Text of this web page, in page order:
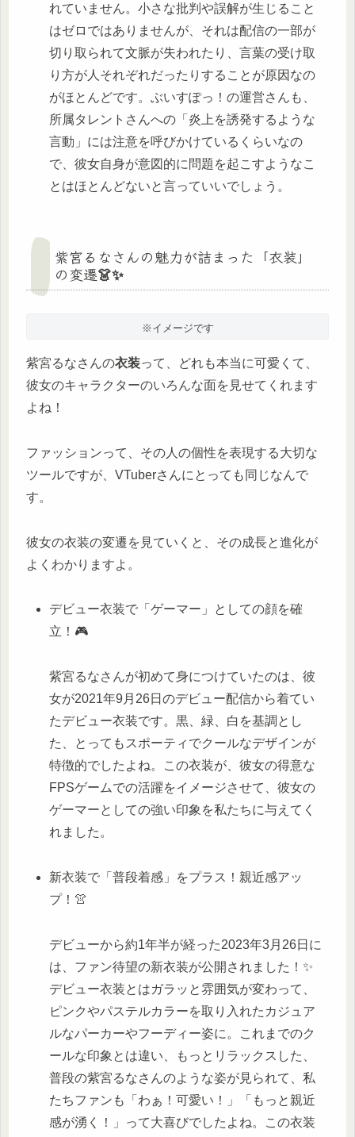
れていません。小さな批判や誤解が生じること
はゼロではありませんが、それは配信の一部が
切り取られて文脈が失われたり、言葉の受け取
り方が人それぞれだったりすることが原因なの
がほとんどです。ぶいすぽっ！の運営さんも、
所属タレントさんへの「炎上を誘発するような
言動」には注意を呼びかけているくらいなの
で、彼女自身が意図的に問題を起こすようなこ
とはほとんどないと言っていいでしょう。
紫宮るなさんの魅力が詰まった「衣装」
の変遷👗✨
※イメージです
紫宮るなさんの衣装って、どれも本当に可愛くて、
彼女のキャラクターのいろんな面を見せてくれます
よね！
ファッションって、その人の個性を表現する大切な
ツールですが、VTuberさんにとっても同じなんで
す。
彼女の衣装の変遷を見ていくと、その成長と進化が
よくわかりますよ。
デビュー衣装で「ゲーマー」としての顔を確
立！🎮
紫宮るなさんが初めて身につけていたのは、彼
女が2021年9月26日のデビュー配信から着てい
たデビュー衣装です。黒、緑、白を基調とし
た、とってもスポーティでクールなデザインが
特徴的でしたよね。この衣装が、彼女の得意な
FPSゲームでの活躍をイメージさせて、彼女の
ゲーマーとしての強い印象を私たちに与えてく
れました。
新衣装で「普段着感」をプラス！親近感アッ
プ！👚
デビューから約1年半が経った2023年3月26日に
は、ファン待望の新衣装が公開されました！✨
デビュー衣装とはガラッと雰囲気が変わって、
ピンクやパステルカラーを取り入れたカジュア
ルなパーカーやフーディー姿に。これまでのク
ールな印象とは違い、もっとリラックスした、
普段の紫宮るなさんのような姿が見られて、私
たちファンも「わぁ！可愛い！」「もっと親近
感が湧く！」って大喜びでしたよね。この衣装